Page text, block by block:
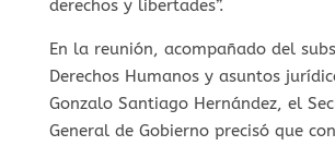
derechos y libertades”.
En la reunión, acompañado del
Derechos Humanos y asuntos
Gonzalo Santiago Hernández, el
General de Gobierno precisó que